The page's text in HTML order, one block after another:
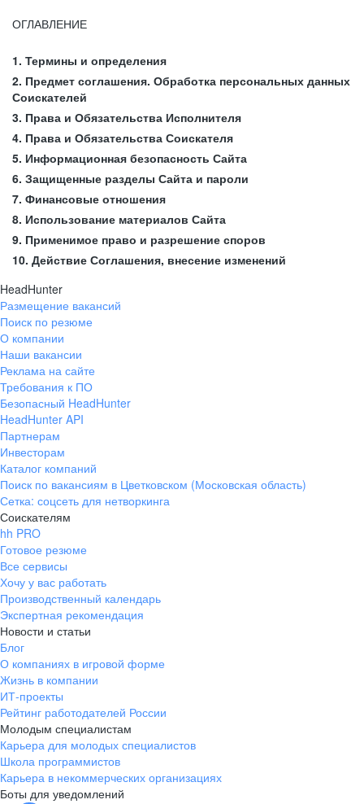
ОГЛАВЛЕНИЕ
1. Термины и определения
2. Предмет соглашения. Обработка персональных данных
Соискателей
3. Права и Обязательства Исполнителя
4. Права и Обязательства Соискателя
5. Информационная безопасность Сайта
6. Защищенные разделы Сайта и пароли
7. Финансовые отношения
8. Использование материалов Сайта
9. Применимое право и разрешение споров
10. Действие Соглашения, внесение изменений
HeadHunter
Размещение вакансий
Поиск по резюме
О компании
Наши вакансии
Реклама на сайте
Требования к ПО
Безопасный HeadHunter
HeadHunter API
Партнерам
Инвесторам
Каталог компаний
Поиск по вакансиям в Цветковском (Московская область)
Сетка: соцсеть для нетворкинга
Соискателям
hh PRO
Готовое резюме
Все сервисы
Хочу у вас работать
Производственный календарь
Экспертная рекомендация
Новости и статьи
Блог
О компаниях в игровой форме
Жизнь в компании
ИТ-проекты
Рейтинг работодателей России
Молодым специалистам
Карьера для молодых специалистов
Школа программистов
Карьера в некоммерческих организациях
Боты для уведомлений